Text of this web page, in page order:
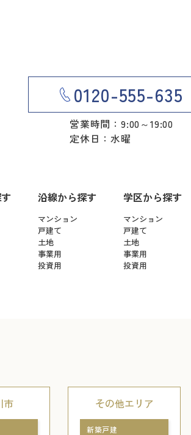
0120-555-635
営業時間：9:00～19:00
定休日：水曜
沿線から探す
マンション
戸建て
土地
事業用
投資用
学区から探す
マンション
戸建て
土地
事業用
投資用
市 その他エリア
新築戸建